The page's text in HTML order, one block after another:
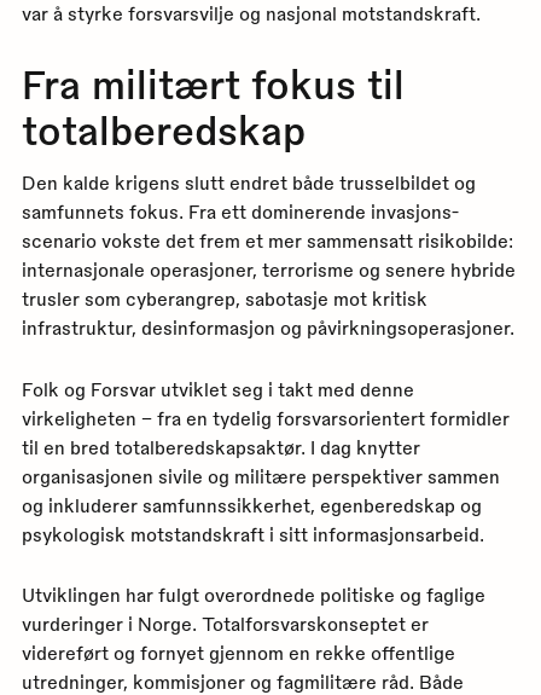
var å styrke forsvarsvilje og nasjonal motstandskraft.
Fra militært fokus til
totalberedskap
Den kalde krigens slutt endret både trusselbildet og
samfunnets fokus. Fra ett dominerende invasjons­
scenario vokste det frem et mer sammensatt risikobilde:
internasjonale operasjoner, terrorisme og senere hybride
trusler som cyberangrep, sabotasje mot kritisk
infrastruktur, desinformasjon og påvirkningsoperasjoner.
Folk og Forsvar utviklet seg i takt med denne
virkeligheten – fra en tydelig forsvarsorientert formidler
til en bred totalberedskapsaktør. I dag knytter
organisasjonen sivile og militære perspektiver sammen
og inkluderer samfunnssikkerhet, egenberedskap og
psykologisk motstandskraft i sitt informasjonsarbeid.
Utviklingen har fulgt overordnede politiske og faglige
vurderinger i Norge. Totalforsvarskonseptet er
videreført og fornyet gjennom en rekke offentlige
utredninger, kommisjoner og fagmilitære råd. Både